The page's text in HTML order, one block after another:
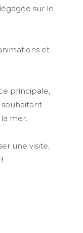
sur le
et
principale,
mer.
une visite,